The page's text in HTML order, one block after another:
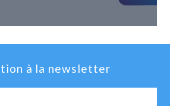
à la newsletter